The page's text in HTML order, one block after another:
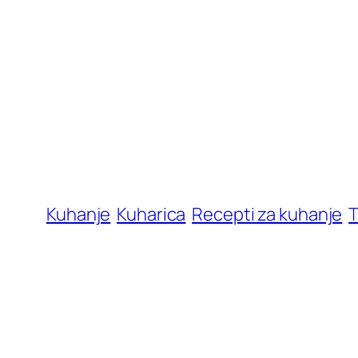
Kuhanje Kuharica Recepti za kuhanje